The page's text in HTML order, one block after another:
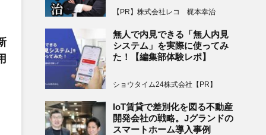
【PR】株式会社レコ 梶本幸治
無人で内見できる「無人内見
システム」を実際に使ってみ
た！【編集部体験レポ】
ショウタイム24株式会社【PR】
IoT賃貸で差別化を図る不動産
開発会社の戦略。Jグランドの
スマートホーム導入事例